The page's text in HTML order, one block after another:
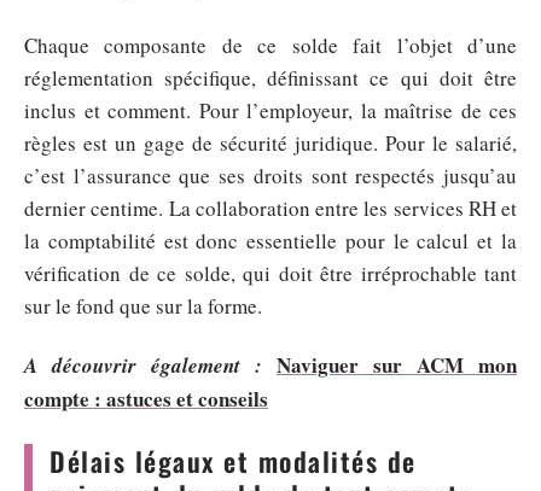
Chaque composante de ce solde fait l’objet d’une
réglementation spécifique, définissant ce qui doit être
inclus et comment. Pour l’employeur, la maîtrise de ces
règles est un gage de sécurité juridique. Pour le salarié,
c’est l’assurance que ses droits sont respectés jusqu’au
dernier centime. La collaboration entre les services RH et
la comptabilité est donc essentielle pour le calcul et la
vérification de ce solde, qui doit être irréprochable tant
sur le fond que sur la forme.
A découvrir également : Naviguer sur ACM mon
compte : astuces et conseils
Délais légaux et modalités de